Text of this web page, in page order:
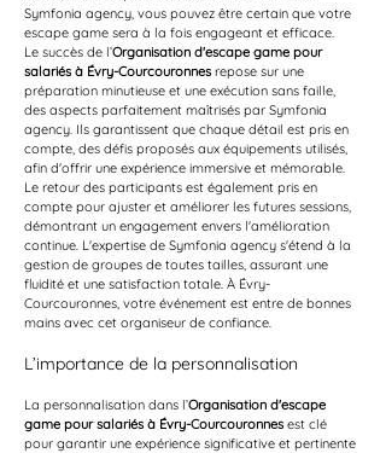
Symfonia agency, vous pouvez être certain que votre
escape game sera à la fois engageant et efficace.
Le succès de l’Organisation d'escape game pour
salariés à Évry-Courcouronnes repose sur une
préparation minutieuse et une exécution sans faille,
des aspects parfaitement maîtrisés par Symfonia
agency. Ils garantissent que chaque détail est pris en
compte, des défis proposés aux équipements utilisés,
afin d'offrir une expérience immersive et mémorable.
Le retour des participants est également pris en
compte pour ajuster et améliorer les futures sessions,
démontrant un engagement envers l'amélioration
continue. L'expertise de Symfonia agency s'étend à la
gestion de groupes de toutes tailles, assurant une
fluidité et une satisfaction totale. À Évry-
Courcouronnes, votre événement est entre de bonnes
mains avec cet organiseur de confiance.
L’importance de la personnalisation
La personnalisation dans l’Organisation d'escape
game pour salariés à Évry-Courcouronnes est clé
pour garantir une expérience significative et pertinente